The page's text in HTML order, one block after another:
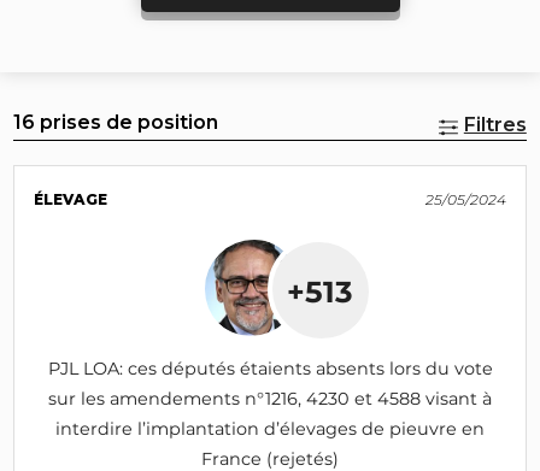
16 prises de position Filtres
ÉLEVAGE 25/05/2024
+513
PJL LOA: ces députés étaients absents lors du vote
sur les amendements n°1216, 4230 et 4588 visant à
interdire l’implantation d’élevages de pieuvre en
France (rejetés)